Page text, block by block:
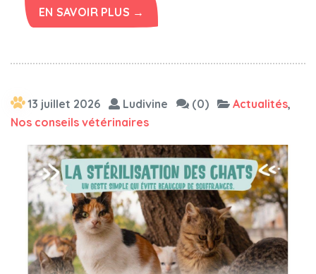
EN SAVOIR PLUS →
13 juillet 2026 Ludivine (0) Actualités,
Nos conseils vétérinaires